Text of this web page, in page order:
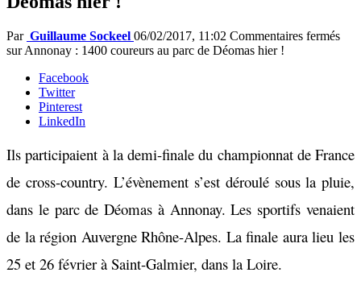
Par Guillaume Sockeel 06/02/2017, 11:02 Commentaires fermés
sur Annonay : 1400 coureurs au parc de Déomas hier !
Facebook
Twitter
Pinterest
LinkedIn
Ils participaient à la demi-finale du championnat de France
de cross-country. L’évènement s’est déroulé sous la pluie,
dans le parc de Déomas à Annonay. Les sportifs venaient
de la région Auvergne Rhône-Alpes. La finale aura lieu les
25 et 26 février à Saint-Galmier, dans la Loire.